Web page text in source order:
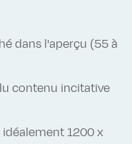
dans l'aperçu (55 à
contenu incitative
idéalement 1200 x